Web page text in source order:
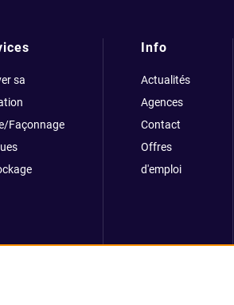
sa
Façonnage
Info
Actualités
Agences
Contact
Offres
d'emploi